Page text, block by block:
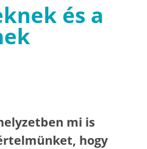
és a
mi is
hogy